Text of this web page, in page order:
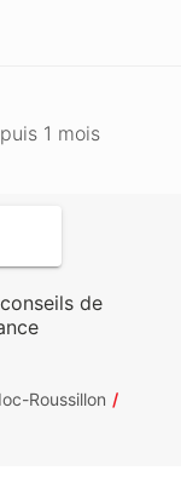
1 mois
de
Roussillon